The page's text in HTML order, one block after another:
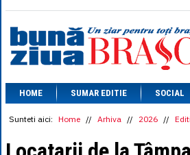
HOME SUMAR EDITIE SOCIAL
Sunteti aici: Home // Arhiva // 2026 //